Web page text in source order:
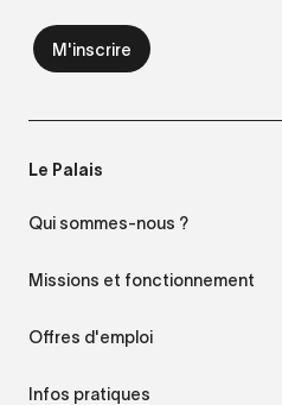
Le Palais
Qui sommes-nous ?
Missions et fonctionnement
Offres d'emploi
Infos pratiques